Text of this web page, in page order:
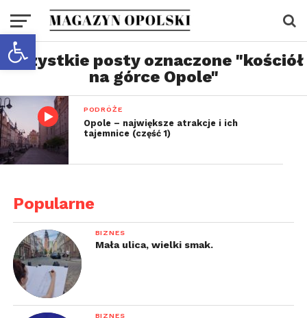
Otwórz pasek narzędzi
Wszystkie posty oznaczone "kościół
na górce Opole"
PODRÓŻE
Opole – największe atrakcje i ich
tajemnice (część 1)
Popularne
BIZNES
Mała ulica, wielki smak.
BIZNES